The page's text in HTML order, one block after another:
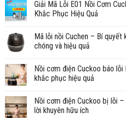
Giải Mã Lỗi E01 Nồi Cơm
Khắc Phục Hiệu Quả
Mã lỗi nồi Cuchen – Bí quyết
chóng và hiệu quả
Nồi cơm điện Cuckoo báo lỗi
khắc phục hiệu quả
Nồi cơm điện Cuckoo bị lỗi
lời khuyên hữu ích